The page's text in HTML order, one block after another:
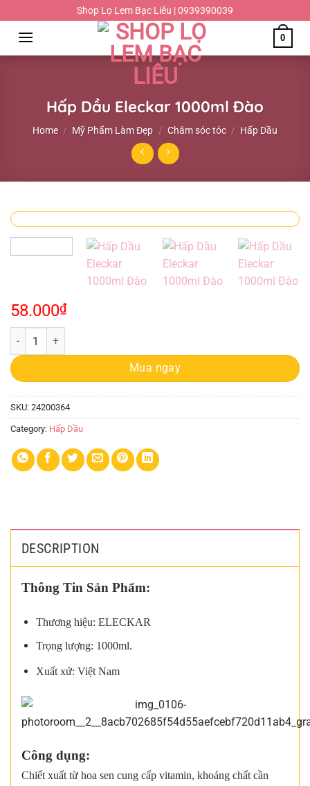
đến
dung
Shop Lọ Lem Bạc Liêu | 0939390039
0
Hấp Dầu Eleckar 1000ml Đào
Home / Mỹ Phẩm Làm Đẹp / Chăm sóc tóc / Hấp Dầu
58.000₫
Hấp Dầu Eleckar 1000ml Đào quantity
Mua ngay
SKU: 24200364
Category: Hấp Dầu
DESCRIPTION
Thông Tin Sản Phẩm:
Thương hiệu: ELECKAR
Trọng lượng: 1000ml.
Xuất xứ: Việt Nam
Công dụng:
Chiết xuất từ hoa sen cung cấp vitamin, khoáng chất cần